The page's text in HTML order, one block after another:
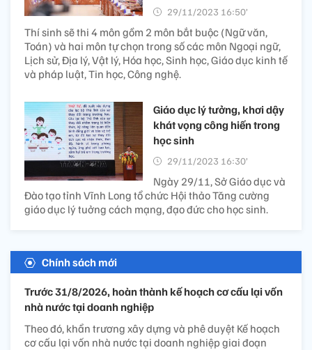
29/11/2023 16:50’
Thí sinh sẽ thi 4 môn gồm 2 môn bắt buộc (Ngữ văn,
Toán) và hai môn tự chọn trong số các môn Ngoại ngữ,
Lịch sử, Địa lý, Vật lý, Hóa học, Sinh học, Giáo dục kinh tế
và pháp luật, Tin học, Công nghệ.
Giáo dục lý tưởng, khơi dậy
khát vọng công hiến trong
học sinh
29/11/2023 16:30’
Ngày 29/11, Sở Giáo dục và
Đào tạo tỉnh Vĩnh Long tổ chức Hội thảo Tăng cường
giáo dục lý tuởng cách mạng, đạo đức cho học sinh.
Chính sách mới
Trước 31/8/2026, hoàn thành kế hoạch cơ cấu lại vốn
nhà nước tại doanh nghiệp
Theo đó, khẩn trương xây dựng và phê duyệt Kế hoạch
cơ cấu lại vốn nhà nước tại doanh nghiệp giai đoạn